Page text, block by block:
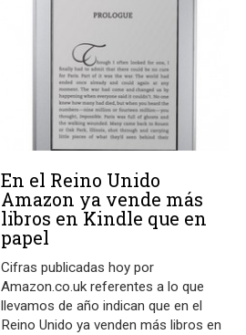
En el Reino Unido
Amazon ya vende más
libros en Kindle que en
papel
Cifras publicadas hoy por
Amazon.co.uk referentes a lo que
llevamos de año indican que en el
Reino Unido ya venden más libros en